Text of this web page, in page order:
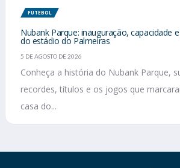
FUTEBOL
Nubank Parque: inauguração, capacidade
do estádio do Palmeiras
5 DE AGOSTO DE 2026
Conheça a história do Nubank Parque,
recordes, títulos e os jogos que
casa do...